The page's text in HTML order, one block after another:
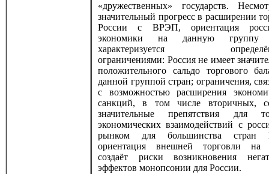
«дружественных» государств.
значительный прогресс в расширении
России с ВРЭП, ориентация
экономики на данную группу
характеризуется
ограничениями: Россия не имеет
положительного сальдо торгового
данной группой стран; ограничения,
с возможностью расширения
санкций, в том числе вторичных,
значительные препятствия для
экономических взаимодействий с
рынком для большинства стран
ориентация внешней торговли на
создаёт риски возникновения
эффектов монопсонии для России.